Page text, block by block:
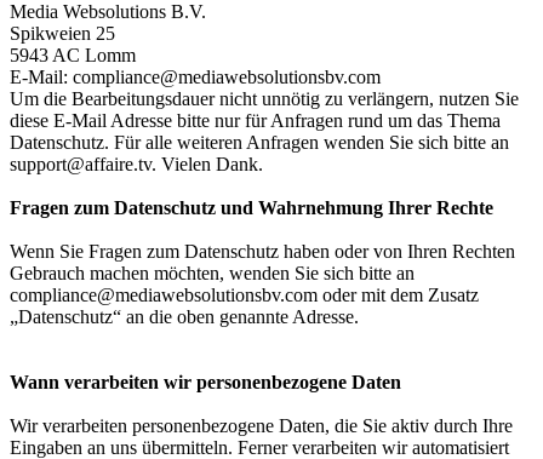
Media Websolutions B.V.
Spikweien 25
5943 AC Lomm
E-Mail: compliance@mediawebsolutionsbv.com
Um die Bearbeitungsdauer nicht unnötig zu verlängern, nutzen Sie
diese E-Mail Adresse bitte nur für Anfragen rund um das Thema
Datenschutz. Für alle weiteren Anfragen wenden Sie sich bitte an
support@affaire.tv. Vielen Dank.
Fragen zum Datenschutz und Wahrnehmung Ihrer Rechte
Wenn Sie Fragen zum Datenschutz haben oder von Ihren Rechten
Gebrauch machen möchten, wenden Sie sich bitte an
compliance@mediawebsolutionsbv.com oder mit dem Zusatz
„Datenschutz“ an die oben genannte Adresse.
Wann verarbeiten wir personenbezogene Daten
Wir verarbeiten personenbezogene Daten, die Sie aktiv durch Ihre
Eingaben an uns übermitteln. Ferner verarbeiten wir automatisiert